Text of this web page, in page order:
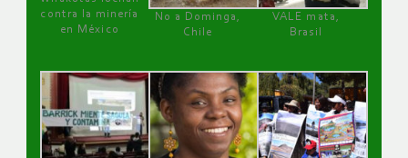
contra la minería
en México
No a Dominga,
Chile
VALE mata,
Brasil